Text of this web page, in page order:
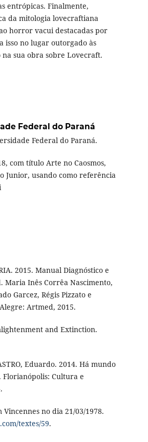
entrópicas. Finalmente,
da mitologia lovecraftiana
horror vacui destacadas por
isso no lugar outorgado às
sua obra sobre Lovecraft.
Federal do Paraná
Federal do Paraná.
com título Arte no Caosmos,
Junior, usando como referência
2015. Manual Diagnóstico e
Maria Inês Corrêa Nascimento,
Garcez, Régis Pizzato e
Artmed, 2015.
and Extinction.
Eduardo. 2014. Há mundo
Florianópolis: Cultura e
Vincennes no dia 21/03/1978.
textes/59.